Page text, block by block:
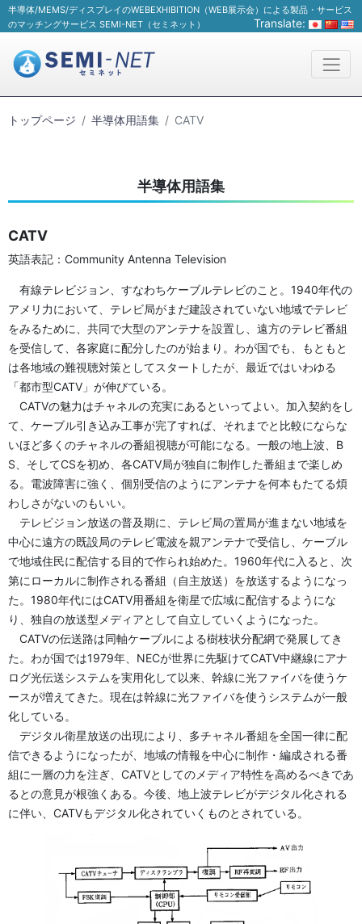
半導体/MEMS/ディスプレイのWEBEXHIBITION（WEB展示会）による製品・サービス
のマッチングサービス SEMI-NET（セミネット）
Translate:
トップページ 半導体用語集 CATV
半導体用語集
CATV
英語表記：Community Antenna Television
有線テレビジョン、すなわちケーブルテレビのこと。1940年代の
アメリ力において、テレビ局がまだ建設されていない地域でテレビ
をみるために、共同で大型のアンテナを設置し、遠方のテレビ番組
を受信して、各家庭に配分したのが始まり。わが国でも、もともと
は各地域の難視聴対策としてスタートしたが、最近ではいわゆる
「都市型CATV」が伸びている。
CATVの魅力はチャネルの充実にあるといってよい。加入契約をし
て、ケーブル引き込み工事が完了すれば、それまでと比較にならな
いほど多くのチャネルの番組視聴が可能になる。一般の地上波、B
S、そしてCSを初め、各CATV局が独自に制作した番組まで楽しめ
る。電波障害に強く、個別受信のようにアンテナを何本もたてる煩
わしさがないのもいい。
テレビジョン放送の普及期に、テレビ局の置局が進まない地域を
中心に遠方の既設局のテレビ電波を親アンテナで受信し、ケーブル
で地域住民に配信する目的で作られ始めた。1960年代に入ると、次
第にローカルに制作される番組（自主放送）を放送するようになっ
た。1980年代にはCATV用番組を衛星で広域に配信するようにな
り、独自の放送型メディアとして自立していくようになった。
CATVの伝送路は同軸ケーブルによる樹枝状分配網で発展してき
た。わが国では1979年、NECが世界に先駆けてCATV中継線にアナ
ログ光伝送システムを実用化して以来、幹線に光ファイバを使うケ
ースが増えてきた。現在は幹線に光ファイバを使うシステムが一般
化している。
デジタル衛星放送の出現により、多チャネル番組を全国一律に配
信できるようになったが、地域の情報を中心に制作・編成される番
組に一層の力を注ぎ、CATVとしてのメディア特性を高めるべきであ
るとの意見が根強くある。今後、地上波テレビがデジタル化される
に伴い、CATVもデジタル化されていくものとされている。